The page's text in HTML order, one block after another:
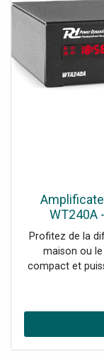
WT240A
Profitez de la
maison ou
compact et
système
l'amplificateur
de la
de la fonction